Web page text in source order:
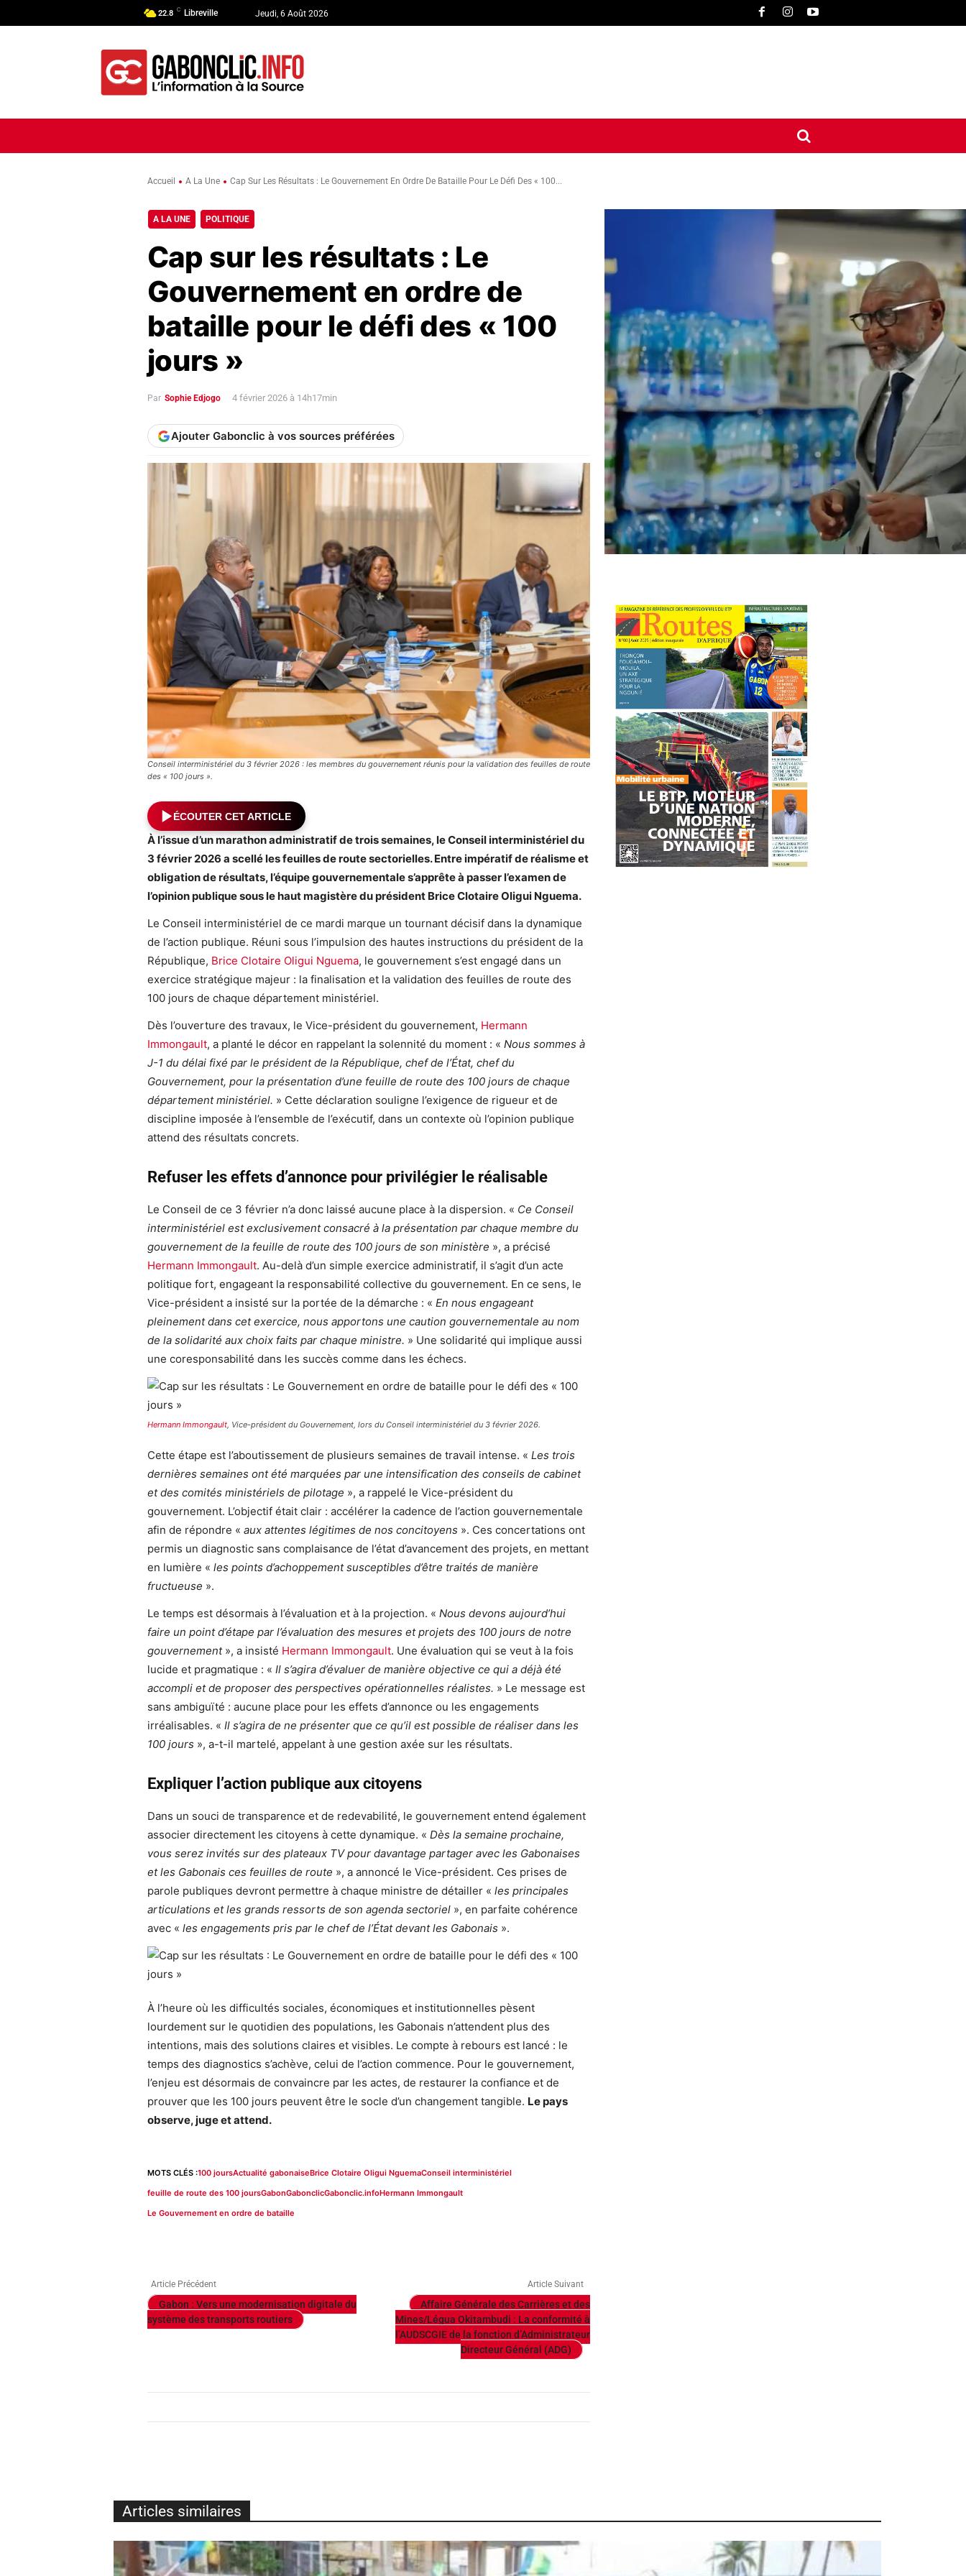
22.8 C Libreville Jeudi, 6 Août 2026
CONTACT
Accueil A La Une Cap Sur Les Résultats : Le Gouvernement En Ordre De Bataille Pour Le Défi Des « 100...
A LA UNE POLITIQUE
Cap sur les résultats : Le
Gouvernement en ordre de
bataille pour le défi des « 100
jours »
Par Sophie Edjogo 4 février 2026 à 14h17min
Ajouter Gabonclic à vos sources préférées
Conseil interministériel du 3 février 2026 : les membres du gouvernement réunis pour la validation des feuilles de route
des « 100 jours ».
ÉCOUTER CET ARTICLE
À l’issue d’un marathon administratif de trois semaines, le Conseil interministériel du
3 février 2026 a scellé les feuilles de route sectorielles. Entre impératif de réalisme et
obligation de résultats, l’équipe gouvernementale s’apprête à passer l’examen de
l’opinion publique sous le haut magistère du président Brice Clotaire Oligui Nguema.
Le Conseil interministériel de ce mardi marque un tournant décisif dans la dynamique
de l’action publique. Réuni sous l’impulsion des hautes instructions du président de la
République, Brice Clotaire Oligui Nguema, le gouvernement s’est engagé dans un
exercice stratégique majeur : la finalisation et la validation des feuilles de route des
100 jours de chaque département ministériel.
Dès l’ouverture des travaux, le Vice-président du gouvernement, Hermann
Immongault, a planté le décor en rappelant la solennité du moment : « Nous sommes à
J-1 du délai fixé par le président de la République, chef de l’État, chef du
Gouvernement, pour la présentation d’une feuille de route des 100 jours de chaque
département ministériel. » Cette déclaration souligne l’exigence de rigueur et de
discipline imposée à l’ensemble de l’exécutif, dans un contexte où l’opinion publique
attend des résultats concrets.
Refuser les effets d’annonce pour privilégier le réalisable
Le Conseil de ce 3 février n’a donc laissé aucune place à la dispersion. « Ce Conseil
interministériel est exclusivement consacré à la présentation par chaque membre du
gouvernement de la feuille de route des 100 jours de son ministère », a précisé
Hermann Immongault. Au-delà d’un simple exercice administratif, il s’agit d’un acte
politique fort, engageant la responsabilité collective du gouvernement. En ce sens, le
Vice-président a insisté sur la portée de la démarche : « En nous engageant
pleinement dans cet exercice, nous apportons une caution gouvernementale au nom
de la solidarité aux choix faits par chaque ministre. » Une solidarité qui implique aussi
une coresponsabilité dans les succès comme dans les échecs.
Hermann Immongault, Vice-président du Gouvernement, lors du Conseil interministériel du 3 février 2026.
Cette étape est l’aboutissement de plusieurs semaines de travail intense. « Les trois
dernières semaines ont été marquées par une intensification des conseils de cabinet
et des comités ministériels de pilotage », a rappelé le Vice-président du
gouvernement. L’objectif était clair : accélérer la cadence de l’action gouvernementale
afin de répondre « aux attentes légitimes de nos concitoyens ». Ces concertations ont
permis un diagnostic sans complaisance de l’état d’avancement des projets, en mettant
en lumière « les points d’achoppement susceptibles d’être traités de manière
fructueuse ».
Le temps est désormais à l’évaluation et à la projection. « Nous devons aujourd’hui
faire un point d’étape par l’évaluation des mesures et projets des 100 jours de notre
gouvernement», a insisté Hermann Immongault. Une évaluation qui se veut à la fois
lucide et pragmatique : « Il s’agira d’évaluer de manière objective ce qui a déjà été
accompli et de proposer des perspectives opérationnelles réalistes. » Le message est
sans ambiguïté : aucune place pour les effets d’annonce ou les engagements
irréalisables. « Il s’agira de ne présenter que ce qu’il est possible de réaliser dans les
100 jours », a-t-il martelé, appelant à une gestion axée sur les résultats.
Expliquer l’action publique aux citoyens
Dans un souci de transparence et de redevabilité, le gouvernement entend également
associer directement les citoyens à cette dynamique. « Dès la semaine prochaine,
vous serez invités sur des plateaux TV pour davantage partager avec les Gabonaises
et les Gabonais ces feuilles de route », a annoncé le Vice-président. Ces prises de
parole publiques devront permettre à chaque ministre de détailler « les principales
articulations et les grands ressorts de son agenda sectoriel», en parfaite cohérence
avec « les engagements pris par le chef de l’État devant les Gabonais ».
À l’heure où les difficultés sociales, économiques et institutionnelles pèsent
lourdement sur le quotidien des populations, les Gabonais n’attendent plus des
intentions, mais des solutions claires et visibles. Le compte à rebours est lancé : le
temps des diagnostics s’achève, celui de l’action commence. Pour le gouvernement,
l’enjeu est désormais de convaincre par les actes, de restaurer la confiance et de
prouver que les 100 jours peuvent être le socle d’un changement tangible. Le pays
observe, juge et attend.
MOTS CLÉS :100 joursActualité gabonaiseBrice Clotaire Oligui NguemaConseil interministériel
feuille de route des 100 joursGabonGabonclicGabonclic.infoHermann Immongault
Le Gouvernement en ordre de bataille
Article Précédent
Gabon : Vers une modernisation digitale du
système des transports routiers
Article Suivant
Affaire Générale des Carrières et des
Mines/Légua Okitambudi : La conformité à
l’AUDSCGIE de la fonction d’Administrateur
Directeur Général (ADG)
Articles similaires